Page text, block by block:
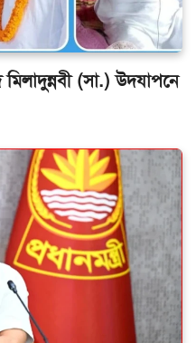
(সা.) উদযাপনে